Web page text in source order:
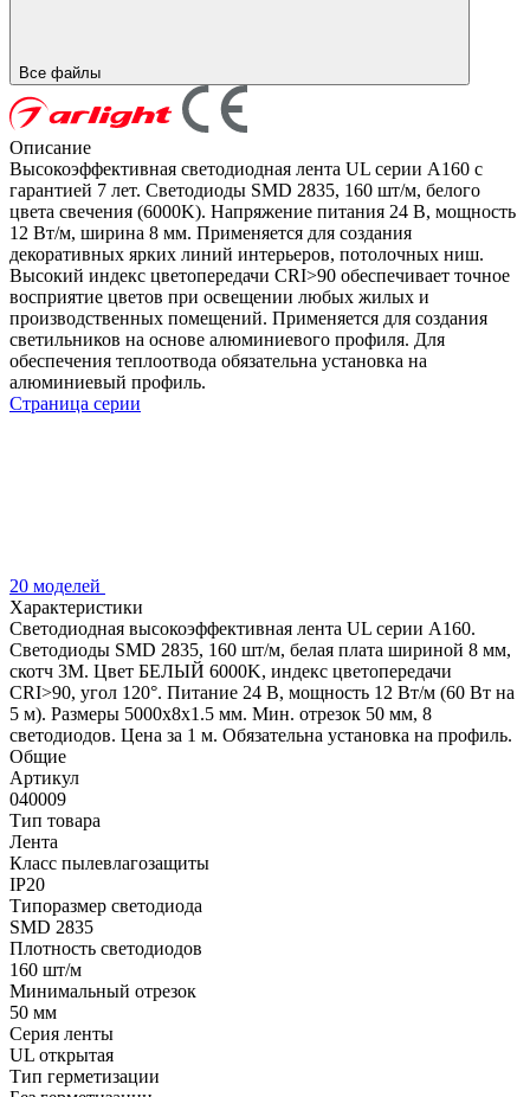
Все файлы
Описание
Высокоэффективная светодиодная лента UL серии A160 с
гарантией 7 лет. Светодиоды SMD 2835, 160 шт/м, белого
цвета свечения (6000K). Напряжение питания 24 В, мощность
12 Вт/м, ширина 8 мм. Применяется для создания
декоративных ярких линий интерьеров, потолочных ниш.
Высокий индекс цветопередачи CRI>90 обеспечивает точное
восприятие цветов при освещении любых жилых и
производственных помещений. Применяется для создания
светильников на основе алюминиевого профиля. Для
обеспечения теплоотвода обязательна установка на
алюминиевый профиль.
Страница серии
20 моделей
Характеристики
Светодиодная высокоэффективная лента UL серии A160.
Светодиоды SMD 2835, 160 шт/м, белая плата шириной 8 мм,
скотч 3M. Цвет БЕЛЫЙ 6000K, индекс цветопередачи
CRI>90, угол 120°. Питание 24 В, мощность 12 Вт/м (60 Вт на
5 м). Размеры 5000x8x1.5 мм. Мин. отрезок 50 мм, 8
светодиодов. Цена за 1 м. Обязательна установка на профиль.
Общие
Артикул
040009
Тип товара
Лента
Класс пылевлагозащиты
IP20
Типоразмер светодиода
SMD 2835
Плотность светодиодов
160 шт/м
Минимальный отрезок
50 мм
Серия ленты
UL открытая
Тип герметизации